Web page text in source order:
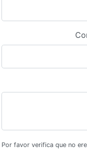
Por favor verifica que no